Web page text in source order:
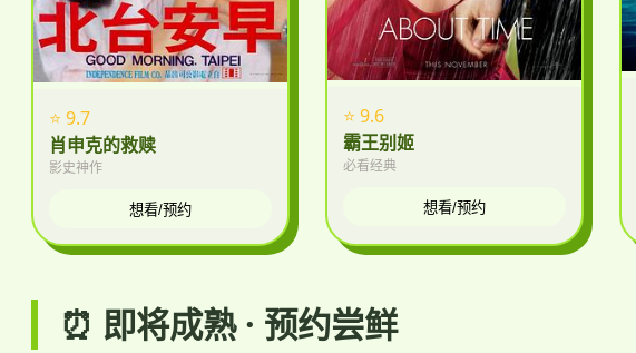
⭐ 9.7
肖申克的救赎
影史神作
想看/预约
⭐ 9.6
霸王别姬
必看经典
想看/预约
⏰ 即将成熟 · 预约尝鲜